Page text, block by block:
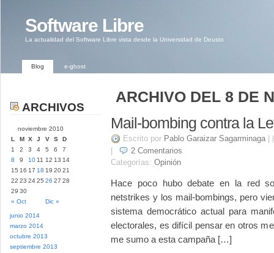
Software Libre
La actualidad del Software Libre vista desde la Universidad de Deusto
Blog e-ghost
ARCHIVOS
noviembre 2010
L
M X J V S D
« Oct Dic »
1 2 3 4 5 6
7
8
9 10 11 12 13 14
15 16 17 18 19 2021
22 23 2425 26 27 28
29 30
junio 2014
marzo 2014
octubre 2013
septiembre 2013
ARCHIVO DEL 8 DE
Mail-bombing contra la
Escrito por Pablo Garaizar Sagarminaga
2 Comentarios
Categorías: Opinión
Hace poco hubo debate en la red
netstrikes y los mail-bombings, pero
sistema democrático actual para
electorales, es difícil pensar en otros
me sumo a esta campaña […]